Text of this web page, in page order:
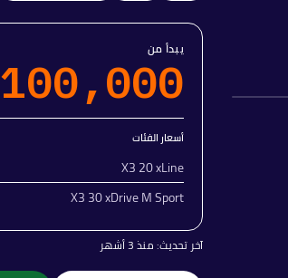
يبدأ من
أسعار الفئات
X3 20 xLine
X3 30 xDrive M Sport
آخر تحديث:منذ 3 أشهر